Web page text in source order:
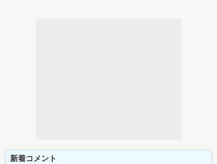
新着コメント